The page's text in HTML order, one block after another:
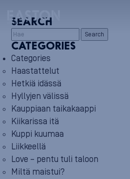
SEARCH
Search
CATEGORIES
Categories
Haastattelut
Hetkiä idässä
Hyllyjen välissä
Kauppiaan taikakaappi
Kiikarissa itä
Kuppi kuumaa
Liikkeellä
Love – pentu tuli taloon
Miltä maistui?